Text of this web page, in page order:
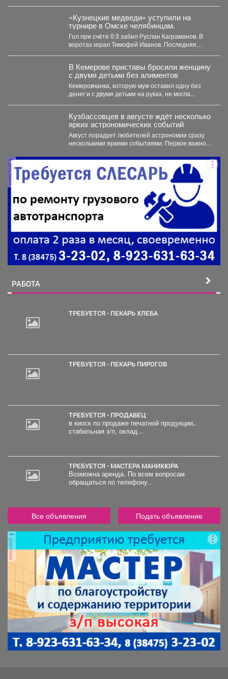
«Кузнецкие медведи» уступили на
турнире в Омске челябинцам.
Гол при счёте 0:3 забил Руслан Каграманов. В
воротах играл Тимофей Иванов. Последняя
В Кемерове приставы бросили женщину
с двумя детьми без алиментов
Кемеровчанка, которую муж оставил одну без
денег и с двумя детьми на руках, не могла...
Кузбассовцев в августе ждёт несколько
ярких астрономических событий
Август порадует любителей астрономии сразу
несколькими яркими событиями. Первое важное
реклама
РАБОТА
ТРЕБУЕТСЯ - ПЕКАРЬ ХЛЕБА
ТРЕБУЕТСЯ - ПЕКАРЬ ПИРОГОВ
ТРЕБУЕТСЯ - ПРОДАВЕЦ
в киоск по продаже печатной продукции,.
стабильная з/п, оклад...
ТРЕБУЕТСЯ - МАСТЕРА МАНИКЮРА
Возможна аренда. По всем вопросам
обращаться по телефону..
Все объявления Подать объявление
реклама